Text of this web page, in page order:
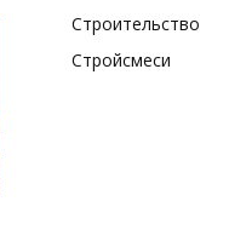
Строительство
Стройсмеси